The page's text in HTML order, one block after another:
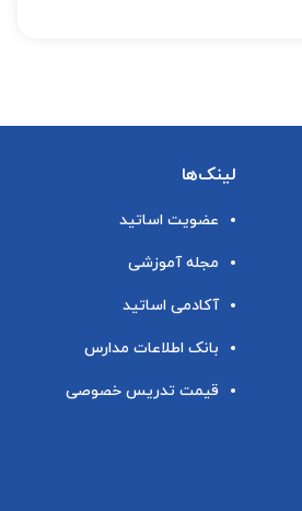
لینک‌ها
عضویت اساتید
مجله آموزشی
آکادمی اساتید
بانک اطلاعات مدارس
قیمت تدریس خصوصی